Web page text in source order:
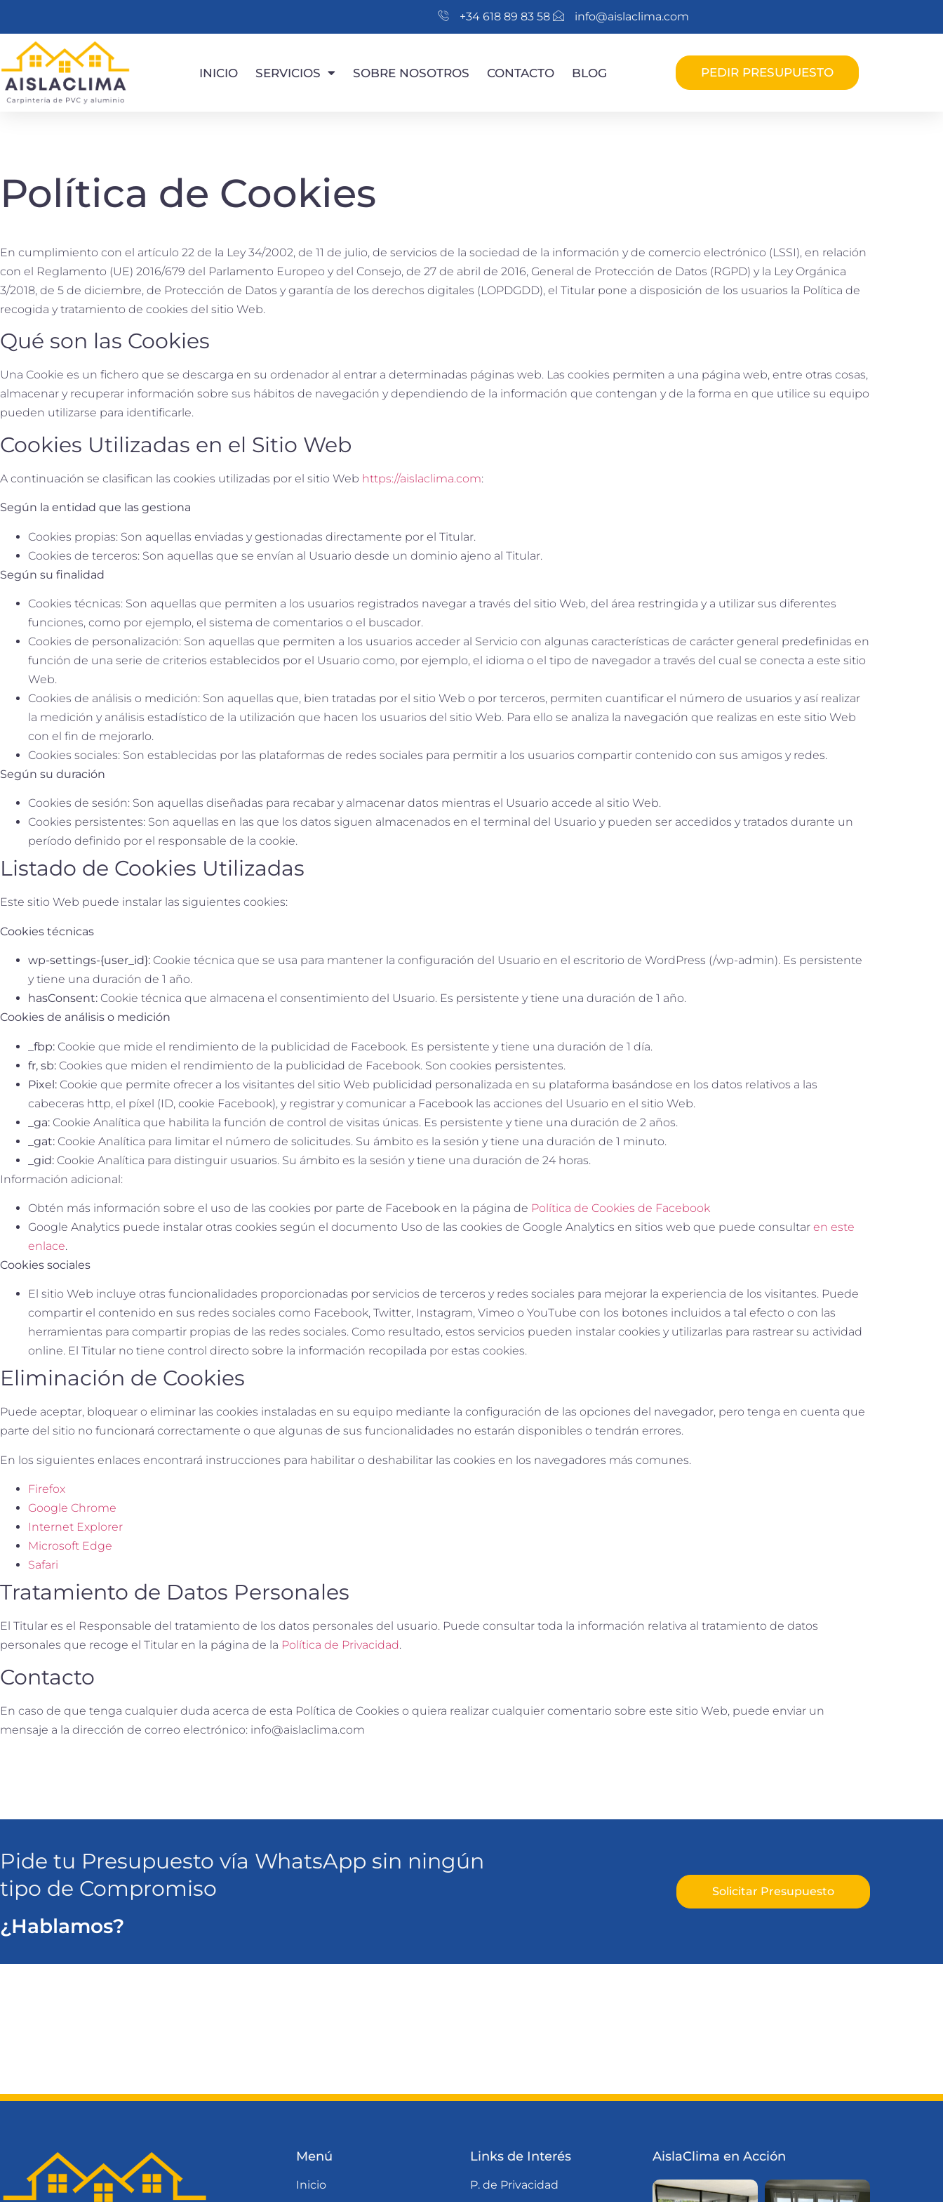
+34 618 89 83 58 info@aislaclima.com
INICIO SERVICIOS SOBRE NOSOTROS CONTACTO BLOG PEDIR PRESUPUESTO
Política de Cookies
En cumplimiento con el artículo 22 de la Ley 34/2002, de 11 de julio, de servicios de la sociedad de la información y de comercio electrónico (LSSI), en relación
con el Reglamento (UE) 2016/679 del Parlamento Europeo y del Consejo, de 27 de abril de 2016, General de Protección de Datos (RGPD) y la Ley Orgánica
3/2018, de 5 de diciembre, de Protección de Datos y garantía de los derechos digitales (LOPDGDD), el Titular pone a disposición de los usuarios la Política de
recogida y tratamiento de cookies del sitio Web.
Qué son las Cookies
Una Cookie es un fichero que se descarga en su ordenador al entrar a determinadas páginas web. Las cookies permiten a una página web, entre otras cosas,
almacenar y recuperar información sobre sus hábitos de navegación y dependiendo de la información que contengan y de la forma en que utilice su equipo
pueden utilizarse para identificarle.
Cookies Utilizadas en el Sitio Web
A continuación se clasifican las cookies utilizadas por el sitio Web https://aislaclima.com:
Según la entidad que las gestiona
Cookies propias: Son aquellas enviadas y gestionadas directamente por el Titular.
Cookies de terceros: Son aquellas que se envían al Usuario desde un dominio ajeno al Titular.
Según su finalidad
Cookies técnicas: Son aquellas que permiten a los usuarios registrados navegar a través del sitio Web, del área restringida y a utilizar sus diferentes
funciones, como por ejemplo, el sistema de comentarios o el buscador.
Cookies de personalización: Son aquellas que permiten a los usuarios acceder al Servicio con algunas características de carácter general predefinidas en
función de una serie de criterios establecidos por el Usuario como, por ejemplo, el idioma o el tipo de navegador a través del cual se conecta a este sitio
Web.
Cookies de análisis o medición: Son aquellas que, bien tratadas por el sitio Web o por terceros, permiten cuantificar el número de usuarios y así realizar
la medición y análisis estadístico de la utilización que hacen los usuarios del sitio Web. Para ello se analiza la navegación que realizas en este sitio Web
con el fin de mejorarlo.
Cookies sociales: Son establecidas por las plataformas de redes sociales para permitir a los usuarios compartir contenido con sus amigos y redes.
Según su duración
Cookies de sesión: Son aquellas diseñadas para recabar y almacenar datos mientras el Usuario accede al sitio Web.
Cookies persistentes: Son aquellas en las que los datos siguen almacenados en el terminal del Usuario y pueden ser accedidos y tratados durante un
período definido por el responsable de la cookie.
Listado de Cookies Utilizadas
Este sitio Web puede instalar las siguientes cookies:
Cookies técnicas
wp-settings-{user_id}: Cookie técnica que se usa para mantener la configuración del Usuario en el escritorio de WordPress (/wp-admin). Es persistente
y tiene una duración de 1 año.
hasConsent: Cookie técnica que almacena el consentimiento del Usuario. Es persistente y tiene una duración de 1 año.
Cookies de análisis o medición
_fbp: Cookie que mide el rendimiento de la publicidad de Facebook. Es persistente y tiene una duración de 1 día.
fr, sb: Cookies que miden el rendimiento de la publicidad de Facebook. Son cookies persistentes.
Pixel: Cookie que permite ofrecer a los visitantes del sitio Web publicidad personalizada en su plataforma basándose en los datos relativos a las
cabeceras http, el píxel (ID, cookie Facebook), y registrar y comunicar a Facebook las acciones del Usuario en el sitio Web.
_ga: Cookie Analítica que habilita la función de control de visitas únicas. Es persistente y tiene una duración de 2 años.
_gat: Cookie Analítica para limitar el número de solicitudes. Su ámbito es la sesión y tiene una duración de 1 minuto.
_gid: Cookie Analítica para distinguir usuarios. Su ámbito es la sesión y tiene una duración de 24 horas.
Información adicional:
Obtén más información sobre el uso de las cookies por parte de Facebook en la página de Política de Cookies de Facebook
Google Analytics puede instalar otras cookies según el documento Uso de las cookies de Google Analytics en sitios web que puede consultar en este
enlace.
Cookies sociales
El sitio Web incluye otras funcionalidades proporcionadas por servicios de terceros y redes sociales para mejorar la experiencia de los visitantes. Puede
compartir el contenido en sus redes sociales como Facebook, Twitter, Instagram, Vimeo o YouTube con los botones incluidos a tal efecto o con las
herramientas para compartir propias de las redes sociales. Como resultado, estos servicios pueden instalar cookies y utilizarlas para rastrear su actividad
online. El Titular no tiene control directo sobre la información recopilada por estas cookies.
Eliminación de Cookies
Puede aceptar, bloquear o eliminar las cookies instaladas en su equipo mediante la configuración de las opciones del navegador, pero tenga en cuenta que
parte del sitio no funcionará correctamente o que algunas de sus funcionalidades no estarán disponibles o tendrán errores.
En los siguientes enlaces encontrará instrucciones para habilitar o deshabilitar las cookies en los navegadores más comunes.
Firefox
Google Chrome
Internet Explorer
Microsoft Edge
Safari
Tratamiento de Datos Personales
El Titular es el Responsable del tratamiento de los datos personales del usuario. Puede consultar toda la información relativa al tratamiento de datos
personales que recoge el Titular en la página de la Política de Privacidad.
Contacto
En caso de que tenga cualquier duda acerca de esta Política de Cookies o quiera realizar cualquier comentario sobre este sitio Web, puede enviar un
mensaje a la dirección de correo electrónico: info@aislaclima.com
Pide tu Presupuesto vía WhatsApp sin ningún
tipo de Compromiso
¿Hablamos?
Solicitar Presupuesto
Menú
Inicio
Links de Interés
P. de Privacidad
AislaClima en Acción